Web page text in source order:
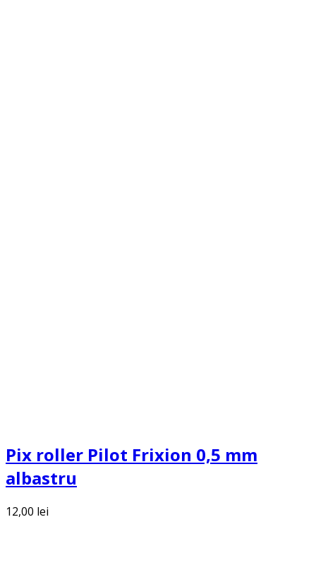
Pix roller Pilot Frixion 0,5 mm
albastru
12,00 lei